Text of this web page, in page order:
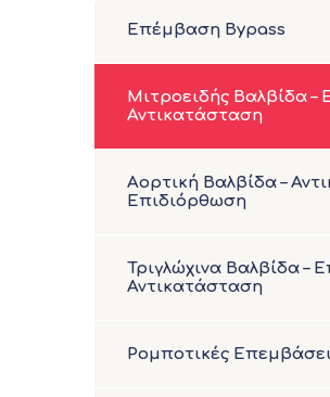
Επέμβαση Bypass
Μιτροειδής Βαλβίδα –
Αντικατάσταση
Αορτική Βαλβίδα –
Επιδιόρθωση
Τριγλώχινα Βαλβίδα –
Αντικατάσταση
Ρομποτικές